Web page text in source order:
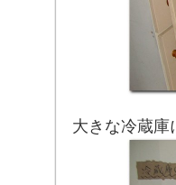
大きな冷蔵